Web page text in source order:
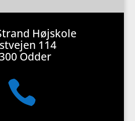
Højskole
114
Odder
